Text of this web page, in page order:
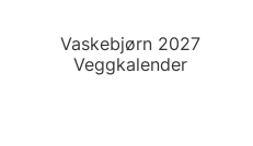
Vaskebjørn 2027
Veggkalender